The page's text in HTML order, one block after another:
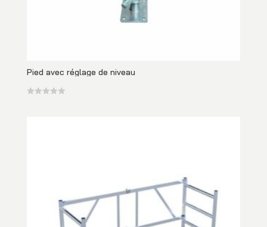
Pied avec réglage de niveau